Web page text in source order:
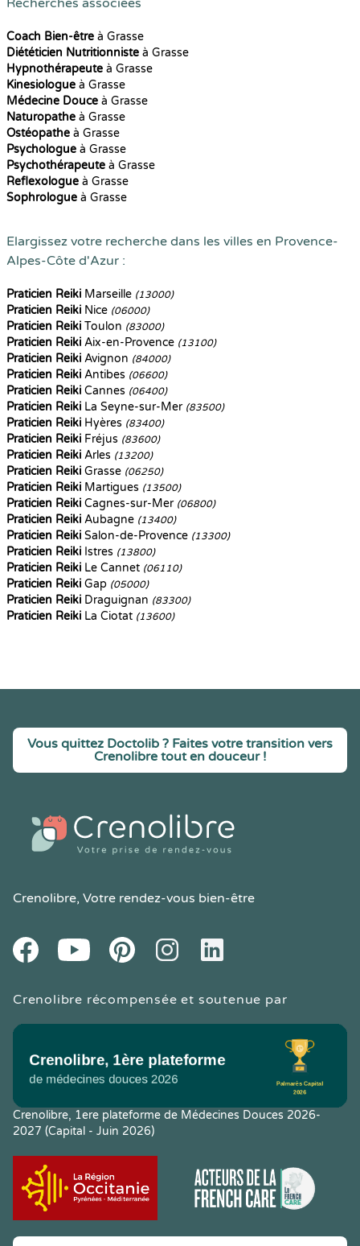
Recherches associées
Coach Bien-être à Grasse
Diététicien Nutritionniste à Grasse
Hypnothérapeute à Grasse
Kinesiologue à Grasse
Médecine Douce à Grasse
Naturopathe à Grasse
Ostéopathe à Grasse
Psychologue à Grasse
Psychothérapeute à Grasse
Reflexologue à Grasse
Sophrologue à Grasse
Elargissez votre recherche dans les villes en Provence-
Alpes-Côte d'Azur :
Praticien Reiki Marseille (13000)
Praticien Reiki Nice (06000)
Praticien Reiki Toulon (83000)
Praticien Reiki Aix-en-Provence (13100)
Praticien Reiki Avignon (84000)
Praticien Reiki Antibes (06600)
Praticien Reiki Cannes (06400)
Praticien Reiki La Seyne-sur-Mer (83500)
Praticien Reiki Hyères (83400)
Praticien Reiki Fréjus (83600)
Praticien Reiki Arles (13200)
Praticien Reiki Grasse (06250)
Praticien Reiki Martigues (13500)
Praticien Reiki Cagnes-sur-Mer (06800)
Praticien Reiki Aubagne (13400)
Praticien Reiki Salon-de-Provence (13300)
Praticien Reiki Istres (13800)
Praticien Reiki Le Cannet (06110)
Praticien Reiki Gap (05000)
Praticien Reiki Draguignan (83300)
Praticien Reiki La Ciotat (13600)
Vous quittez Doctolib ? Faites votre transition vers
Crenolibre tout en douceur !
Crenolibre, Votre rendez-vous bien-être
FacebookYoutube PinteresetInstagramLinkedIn
Crenolibre récompensée et soutenue par
Crenolibre, 1ere plateforme de Médecines Douces 2026-
2027 (Capital - Juin 2026)